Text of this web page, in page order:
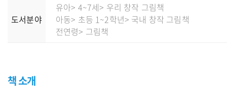
도서분야
유아> 4~7세> 우리 창작 그림책
아동> 초등 1~2학년> 국내 창작 그림책
전연령> 그림책
책 소개